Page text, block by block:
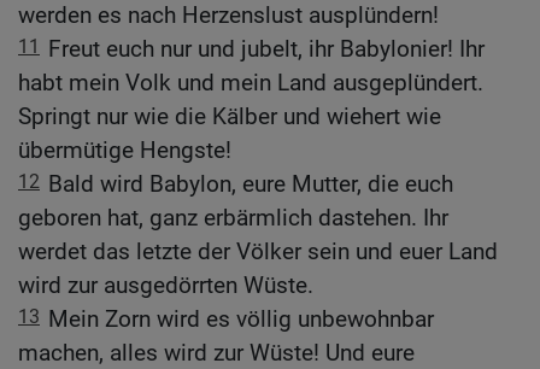
werden es nach Herzenslust ausplündern!
11
Freut euch nur und jubelt, ihr Babylonier! Ihr
habt mein Volk und mein Land ausgeplündert.
Springt nur wie die Kälber und wiehert wie
übermütige Hengste!
12 Bald wird Babylon, eure Mutter, die euch
geboren hat, ganz erbärmlich dastehen. Ihr
werdet das letzte der Völker sein und euer Land
wird zur ausgedörrten Wüste.
13 Mein Zorn wird es völlig unbewohnbar
machen, alles wird zur Wüste! Und eure